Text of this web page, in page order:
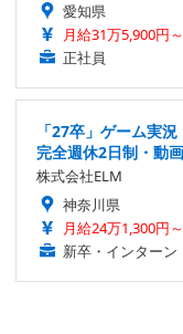
愛知県
月給31万5,900円
正社員
「27卒」ゲーム実
完全週休2日制・動
株式会社ELM
神奈川県
月給24万1,300円
新卒・インターン